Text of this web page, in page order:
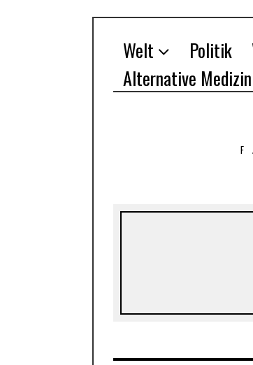
Welt Politik
Alternative Medizin